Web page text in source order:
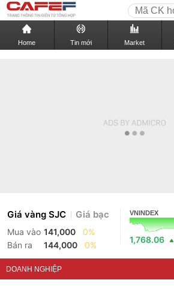
Home Tin mới Market
Giá vàng SJC Giá bạc
Mua vào 141,000
0%
Bán ra
144,000 0%
VNINDEX
1,768.06
DOANH NGHIỆP